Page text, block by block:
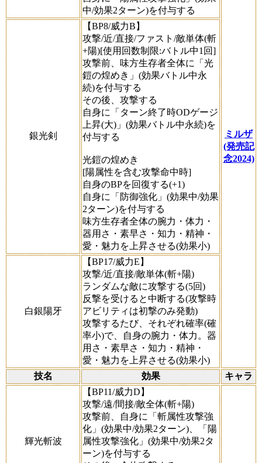
中/効果2ターン)を付与する
ミルザ
(発売記
念2024)
銀光剣
【BP8/威力B】
攻撃/近/直接/ファスト/敵単体(斬
+陽)[使用回数制限:バトル中1回]
攻撃前、味方生存者全体に「光
鎧の煌めき」(効果バトル中永
続)を付与する
その後、攻撃する
自身に「ターン終了時ODゲージ
上昇(大)」(効果バトル中永続)を
付与する
光鎧の煌めき
[陽属性を含む攻撃命中時]
自身のBPを回復する(+1)
自身に「防御強化」(効果中/効果
2ターン)を付与する
味方生存者全体の腕力・体力・
器用さ・素早さ・知力・精神・
愛・魅力を上昇させる(効果小)
白銀陽牙
【BP17/威力E】
攻撃/近/直接/敵単体(斬+陽)
ランダムな敵に攻撃する(5回)
反撃を受けると中断する(攻撃時
アビリティは初撃のみ発動)
攻撃するたび、それぞれ確率(確
率小)で、自身の腕力・体力。器
用さ・素早さ・知力・精神・
愛・魅力を上昇させる(効果小)
技名
効果 キャラ
輝光斬波
【BP11/威力D】
攻撃/遠/間接/敵全体(斬+陽)
攻撃前、自身に「斬属性攻撃強
化」(効果中/効果2ターン)、「陽
属性攻撃強化」(効果中/効果2タ
ーン)を付与する